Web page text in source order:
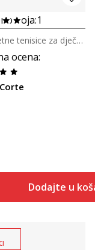
boja:1
ocena:
Nogometne tenisice za dječake
Dodajte u